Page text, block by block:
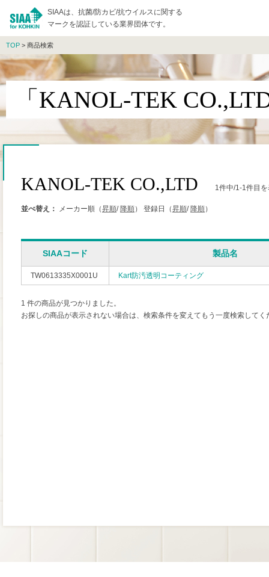
SIAAは、抗菌/防カビ/抗ウイルスに関する
マークを認証している業界団体です。
TOP > 商品検索
「KANOL-TEK
KANOL-TEK CO.,LTD 1件中/1-1件目
並べ替え： メーカー順（昇順/ 降順） 登録日（昇順/ 降順）
SIAAコード 製品名
TW0613335X0001U Kart防汚透明コーティング
1 件の商品が見つかりました。
お探しの商品が表示されない場合は、検索条件を変えてもう一度検索してく